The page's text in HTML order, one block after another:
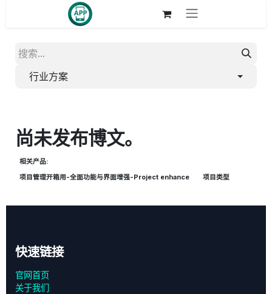
行业方案
尚未发布博文。
相关产品:
项目管理开箱用-全面功能与界面增强-Project enhance
项目类型
快速链接
官网首页
关于我们